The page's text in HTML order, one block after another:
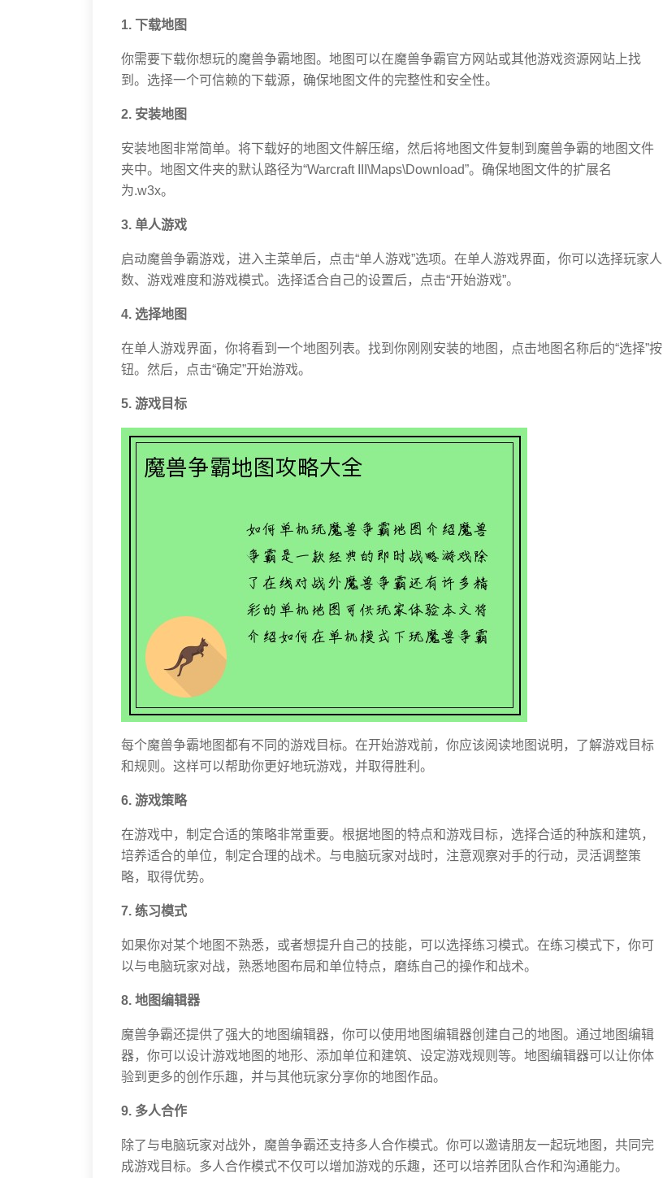
1. 下载地图
你需要下载你想玩的魔兽争霸地图。地图可以在魔兽争霸官方网站或其他游戏资源网站上找
到。选择一个可信赖的下载源，确保地图文件的完整性和安全性。
2. 安装地图
安装地图非常简单。将下载好的地图文件解压缩，然后将地图文件复制到魔兽争霸的地图文件
夹中。地图文件夹的默认路径为“Warcraft III\Maps\Download”。确保地图文件的扩展名
为.w3x。
3. 单人游戏
启动魔兽争霸游戏，进入主菜单后，点击“单人游戏”选项。在单人游戏界面，你可以选择玩家人
数、游戏难度和游戏模式。选择适合自己的设置后，点击“开始游戏”。
4. 选择地图
在单人游戏界面，你将看到一个地图列表。找到你刚刚安装的地图，点击地图名称后的“选择”按
钮。然后，点击“确定”开始游戏。
5. 游戏目标
每个魔兽争霸地图都有不同的游戏目标。在开始游戏前，你应该阅读地图说明，了解游戏目标
和规则。这样可以帮助你更好地玩游戏，并取得胜利。
6. 游戏策略
在游戏中，制定合适的策略非常重要。根据地图的特点和游戏目标，选择合适的种族和建筑，
培养适合的单位，制定合理的战术。与电脑玩家对战时，注意观察对手的行动，灵活调整策
略，取得优势。
7. 练习模式
如果你对某个地图不熟悉，或者想提升自己的技能，可以选择练习模式。在练习模式下，你可
以与电脑玩家对战，熟悉地图布局和单位特点，磨练自己的操作和战术。
8. 地图编辑器
魔兽争霸还提供了强大的地图编辑器，你可以使用地图编辑器创建自己的地图。通过地图编辑
器，你可以设计游戏地图的地形、添加单位和建筑、设定游戏规则等。地图编辑器可以让你体
验到更多的创作乐趣，并与其他玩家分享你的地图作品。
9. 多人合作
除了与电脑玩家对战外，魔兽争霸还支持多人合作模式。你可以邀请朋友一起玩地图，共同完
成游戏目标。多人合作模式不仅可以增加游戏的乐趣，还可以培养团队合作和沟通能力。